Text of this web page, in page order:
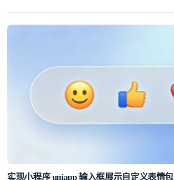
实现小程序 uniapp 输入框展示自定义表情包